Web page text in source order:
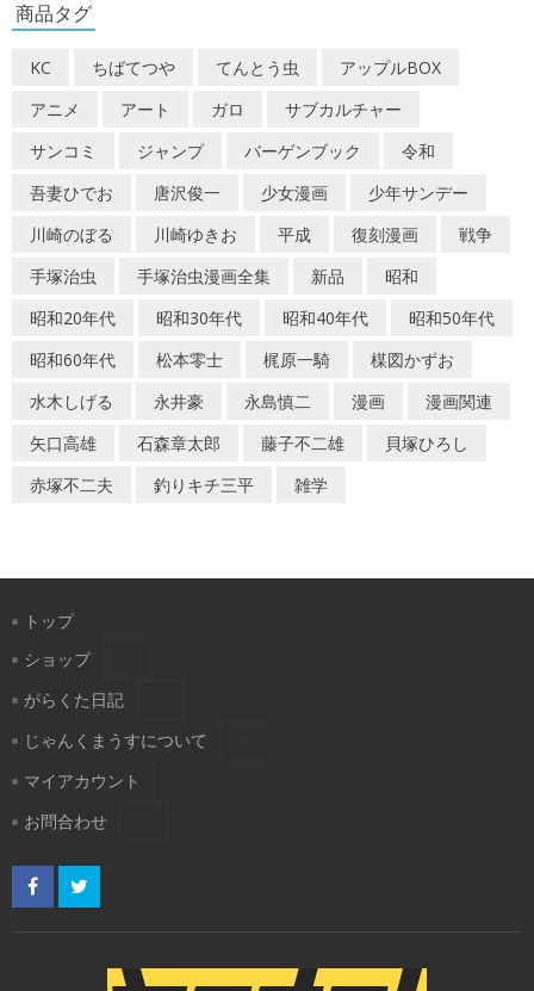
象:
商品タグ
KC ちばてつや てんとう虫
アップルBOX
アニメ
アート ガロ
サブカルチャー
サンコミ
ジャンプ バーゲンブック
令和
吾妻ひでお
唐沢俊一 少女漫画
少年サンデー
川崎のぼる
川崎ゆきお 平成 復刻漫画
戦争
手塚治虫
手塚治虫漫画全集 新品
昭和
昭和20年代
昭和30年代 昭和40年代
昭和50年代
昭和60年代
松本零士 梶原一騎
楳図かずお
水木しげる
永井豪 永島慎二 漫画
漫画関連
矢口高雄
石森章太郎 藤子不二雄
貝塚ひろし
赤塚不二夫
釣りキチ三平 雑学
トップ
ショップ
がらくた日記
じゃんくまうすについて
マイアカウント
お問合わせ